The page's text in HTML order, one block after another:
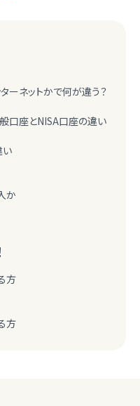
ーネットかで何が違う？
口座とNISA口座の違い
い
か
方
方